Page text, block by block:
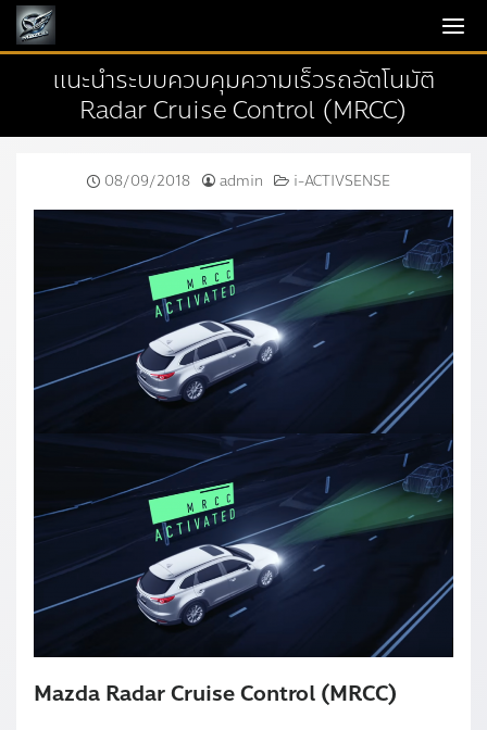
Skip
to
contentแนะนำระบบควบคุมความเร็วรถอัตโนมัติ
Radar Cruise Control (MRCC)
08/09/2018 admin i-ACTIVSENSE
Mazda Radar Cruise Control (MRCC)